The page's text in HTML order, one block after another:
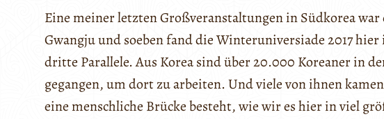
Eine meiner letzten Großveranstaltungen in Südkorea
Gwangju und soeben fand die Winteruniversiade 2017
dritte Parallele. Aus Korea sind über 20.000 Koreaner in
gegangen, um dort zu arbeiten. Und viele von ihnen
eine menschliche Brücke besteht, wie wir es hier in viel